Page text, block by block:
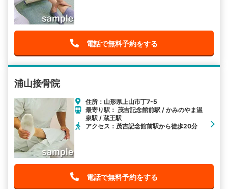
電話で無料予約をする
浦山接骨院
住所：山形県上山市丁7-5
最寄り駅： 茂吉記念館前駅 / かみのやま温
泉駅 / 蔵王駅
アクセス：茂吉記念館前駅から徒歩20分
電話で無料予約をする